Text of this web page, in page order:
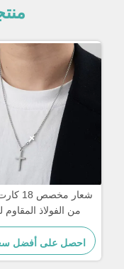
شعار
من الفولاذ المقاوم
سلسلة الرجال
الصليب سلسلة
احصل على أفضل